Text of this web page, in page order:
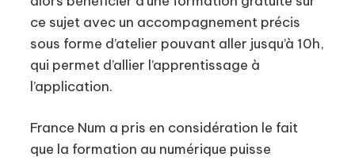
ce sujet avec un accompagnement précis
sous forme d’atelier pouvant aller jusqu’à 10h,
qui permet d’allier l’apprentissage à
l’application.
France Num a pris en considération le fait
que la formation au numérique puisse